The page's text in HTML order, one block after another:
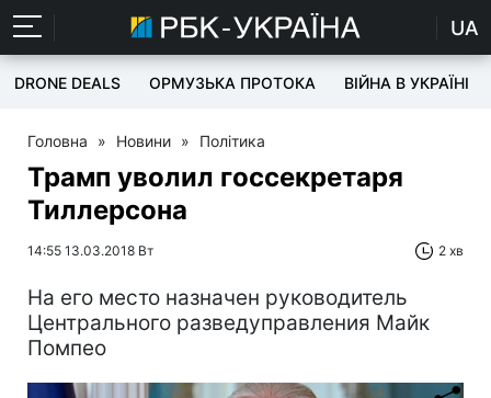
UA
DRONE DEALS ОРМУЗЬКА ПРОТОКА ВІЙНА В УКРАЇНІ
Головна » Новини » Політика
Трамп уволил госсекретаря
Тиллерсона
14:55 13.03.2018 Вт 2 хв
На его место назначен руководитель
Центрального разведуправления Майк
Помпео